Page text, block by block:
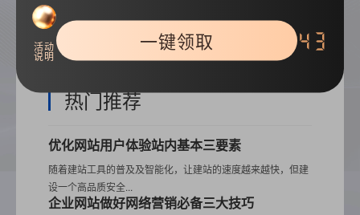
热门推荐
优化网站用户体验站内基本三要素
随着建站工具的普及及智能化，让建站的速度越来越快，但建
设一个高品质安全...
企业网站做好网络营销必备三大技巧
活动
说明
一键领取 42